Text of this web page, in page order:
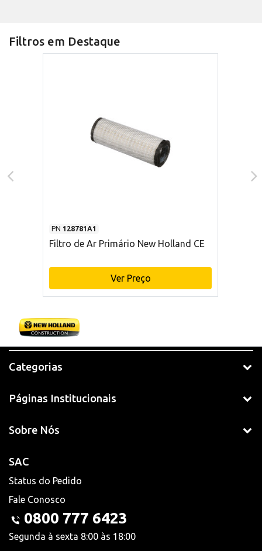
Filtros em Destaque
PN 128781A1
Filtro de Ar Primário New Holland CE
Ver Preço
Categorias
Páginas Institucionais
Sobre Nós
SAC
Status do Pedido
Fale Conosco
0800 777 6423
Segunda à sexta 8:00 às 18:00